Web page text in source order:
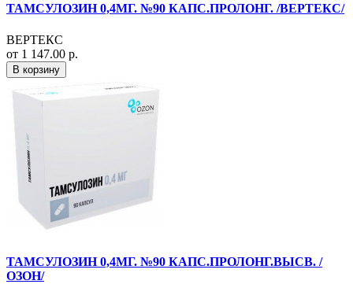
ТАМСУЛОЗИН 0,4МГ. №90 КАПС.ПРОЛОНГ. /ВЕРТЕКС/
ВЕРТЕКС
от 1 147.00 р.
В корзину
ТАМСУЛОЗИН 0,4МГ. №90 КАПС.ПРОЛОНГ.ВЫСВ. /
ОЗОН/